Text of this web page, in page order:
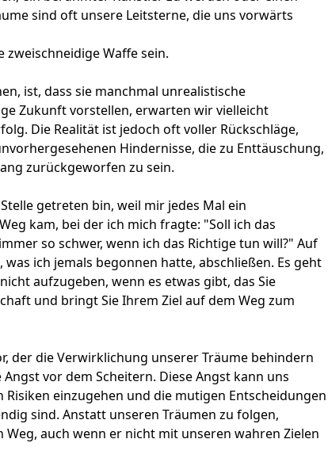
sind oft unsere Leitsterne, die uns vorwärts
Waffe sein.
ist, dass sie manchmal unrealistische
Zukunft vorstellen, erwarten wir vielleicht
Die Realität ist jedoch oft voller Rückschläge,
Hindernisse, die zu Enttäuschung,
zurückgeworfen zu sein.
getreten bin, weil mir jedes Mal ein
kam, bei der ich mich fragte: "Soll ich das
so schwer, wenn ich das Richtige tun will?" Auf
ich jemals begonnen hatte, abschließen. Es geht
aufzugeben, wenn es etwas gibt, das Sie
und bringt Sie Ihrem Ziel auf dem Weg zum
der die Verwirklichung unserer Träume behindern
vor dem Scheitern. Diese Angst kann uns
einzugehen und die mutigen Entscheidungen
sind. Anstatt unseren Träumen zu folgen,
auch wenn er nicht mit unseren wahren Zielen